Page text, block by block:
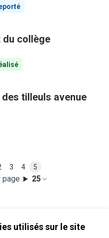
utilisés sur le site
du collège
tilleuls avenue
page : 25
3 4 5